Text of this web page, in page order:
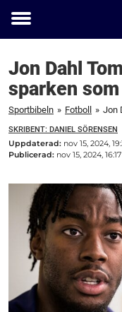
Toggle
Jon Dahl
sparken
Sportbibeln » Fotboll »
SKRIBENT: DANIEL SÖRENSEN
Uppdaterad: nov 15, 2024,
Publicerad: nov 15, 2024, 16:17